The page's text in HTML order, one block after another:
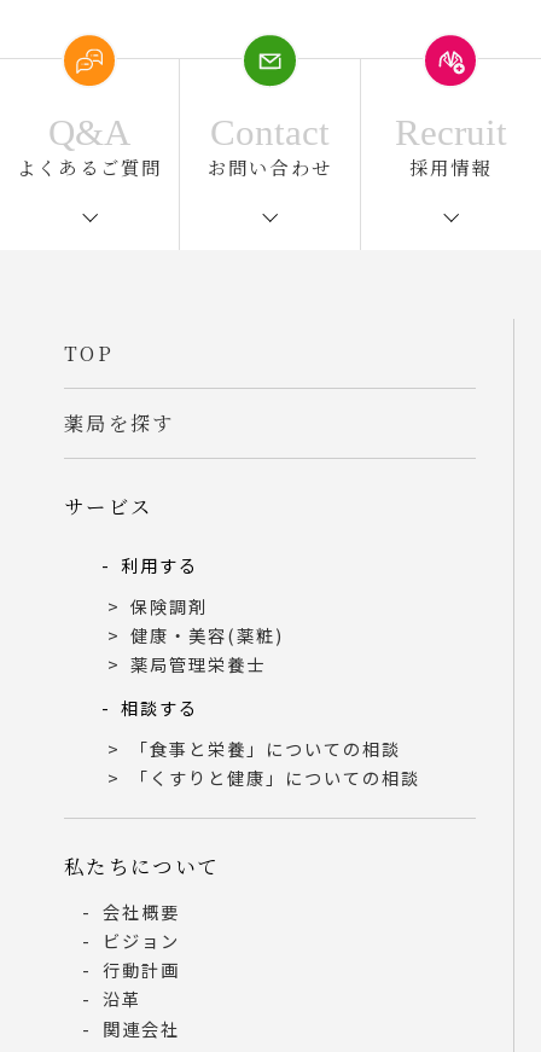
Q&A
よくあるご質問
Contact
お問い合わせ
Recruit
採用情報
TOP
薬局を探す
サービス
利用する
保険調剤
健康・美容(薬粧)
薬局管理栄養士
相談する
「食事と栄養」についての相談
「くすりと健康」についての相談
私たちについて
会社概要
ビジョン
行動計画
沿革
関連会社